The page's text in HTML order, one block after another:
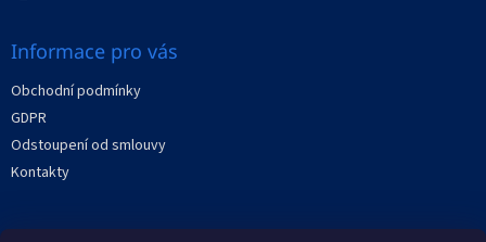
Informace pro vás
Obchodní podmínky
GDPR
Odstoupení od smlouvy
Kontakty